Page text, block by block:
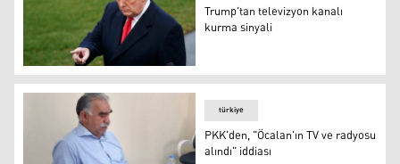
Trump'tan televizyon kanalı kurma sinyali
Trump'tan televizyon kanalı
kurma sinyali
türkiye
PKK'den, "Öcalan'ın TV ve radyosu
alındı" iddiası